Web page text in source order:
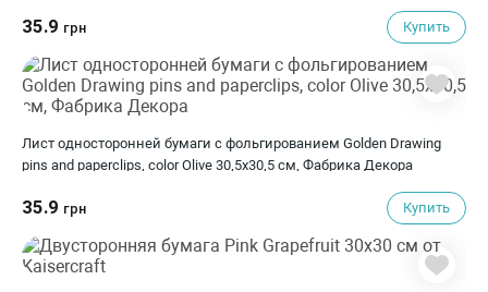
35.9 грн Купить
Лист односторонней бумаги с фольгированием Golden Drawing
pins and paperclips, color Olive 30,5х30,5 см, Фабрика Декора
35.9 грн Купить